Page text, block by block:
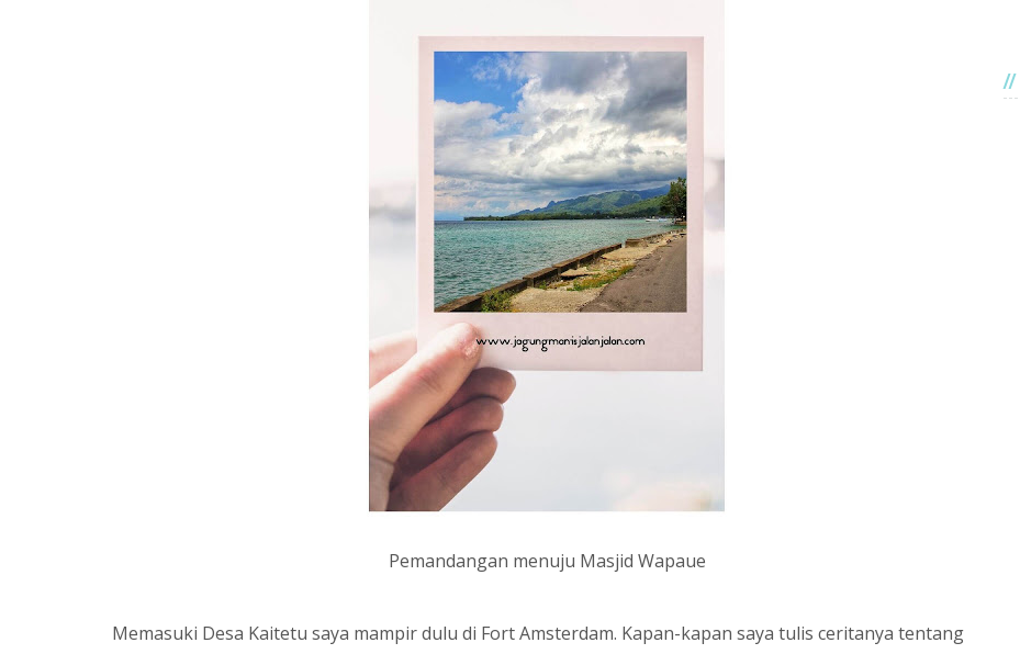
Pemandangan menuju Masjid Wapaue
Memasuki Desa Kaitetu saya mampir dulu di Fort Amsterdam. Kapan-kapan saya tulis ceritanya tentang